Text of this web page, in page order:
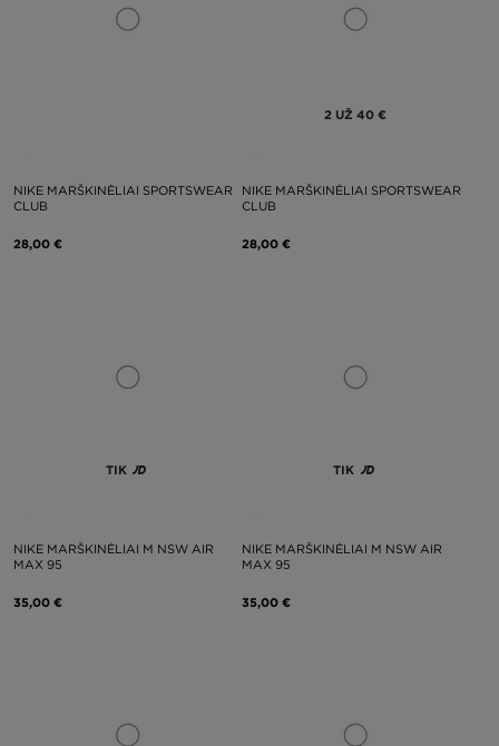
NIKE MARŠKINĖLIAI SPORTSWEAR
CLUB
28,00 €
2 UŽ 40 €
NIKE MARŠKINĖLIAI SPORTSWEAR
CLUB
28,00 €
TIK
NIKE MARŠKINĖLIAI M NSW AIR
MAX 95
35,00 €
TIK
NIKE MARŠKINĖLIAI M NSW AIR
MAX 95
35,00 €